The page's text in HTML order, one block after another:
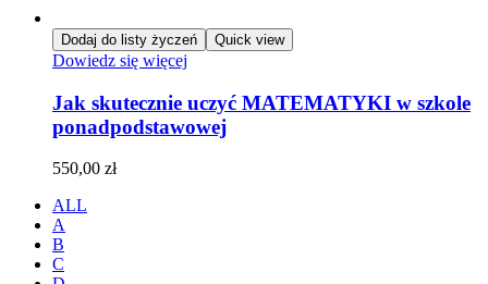
Dodaj do listy życzeń Quick view
Dowiedz się więcej
Jak skutecznie uczyć MATEMATYKI w szkole
ponadpodstawowej
550,00 zł
ALL
A
B
C